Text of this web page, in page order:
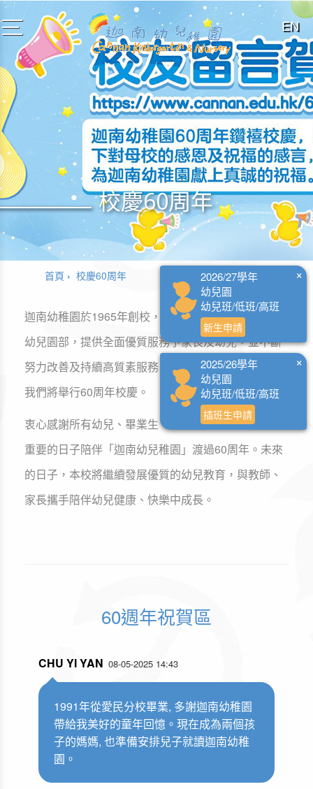
×
2026/27學年
幼兒園
幼兒班/低班/高班
新生申請
×
2025/26學年
幼兒園
幼兒班/低班/高班
插班生申請
toggle
navigation
EN
校慶60周年
首頁 校慶60周年
迦南幼稚園於1965年創校，2001年起於部份分校成立
幼兒園部，提供全面優質服務予家長及幼兒，並不斷
努力改善及持續高質素服務。為了慶祝創校60周年，
我們將舉行60周年校慶。
衷心感謝所有幼兒、畢業生、家長及教職員，在這個
重要的日子陪伴「迦南幼兒稚園」渡過60周年。未來
的日子，本校將繼續發展優質的幼兒教育，與教師、
家長攜手陪伴幼兒健康、快樂中成長。
60週年祝賀區
CHU YI YAN 08-05-2025 14:43
1991年從愛民分校畢業, 多謝迦南幼稚園
帶給我美好的童年回憶。現在成為兩個孩
子的媽媽, 也準備安排兒子就讀迦南幼稚
園。